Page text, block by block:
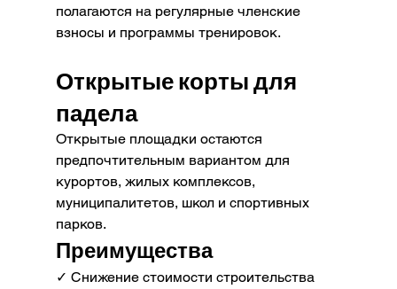
полагаются на регулярные членские
взносы и программы тренировок.
Открытые корты для
падела
Открытые площадки остаются
предпочтительным вариантом для
курортов, жилых комплексов,
муниципалитетов, школ и спортивных
парков.
Преимущества
✓ Снижение стоимости строительства